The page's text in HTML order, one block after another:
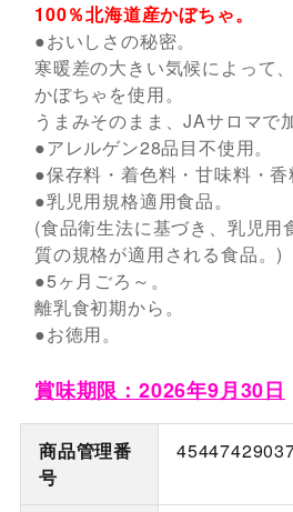
100％北海道産かぼちゃ。
●おいしさの秘密。
寒暖差の大きい気候によって
かぼちゃを使用。
うまみそのまま、JAサロマで
●アレルゲン28品目不使用。
●保存料・着色料・甘味料・香
●乳児用規格適用食品。
(食品衛生法に基づき、乳児用
質の規格が適用される食品。)
●5ヶ月ごろ～。
離乳食初期から。
●お徳用。
賞味期限：2026年9月30日
商品管理番
号